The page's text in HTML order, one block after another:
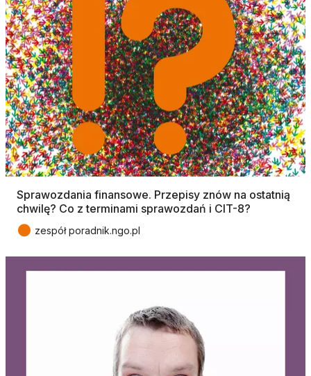
Sprawozdania finansowe. Przepisy znów na ostatnią
chwilę? Co z terminami sprawozdań i CIT-8?
● zespół poradnik.ngo.pl